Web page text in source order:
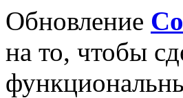
Обновление
на то, чтобы